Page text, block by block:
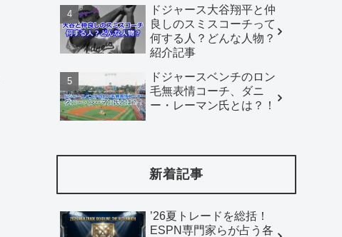
ドジャース大谷翔平と仲
良しのスミスコーチって
何する人？どんな人物？
紹介記事
ドジャースベンチのロン
毛無表情コーチ、ダニ
ー・レーマン氏とは？！
新着記事
’26夏トレードを総括！
ESPN専門家らが占う各